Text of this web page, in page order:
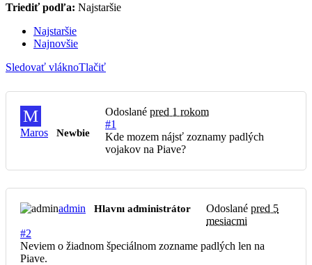
Triediť podľa: Najstaršie
Najstaršie
Najnovšie
Sledovať vláknoTlačiť
M
Maros Newbie
Odoslané pred 1 rokom
#1
Kde mozem nájsť zoznamy padlých
vojakov na Piave?
admin Hlavnı administrátor Odoslané pred 5
mesiacmi
#2
Neviem o žiadnom špeciálnom zozname padlých len na
Piave.